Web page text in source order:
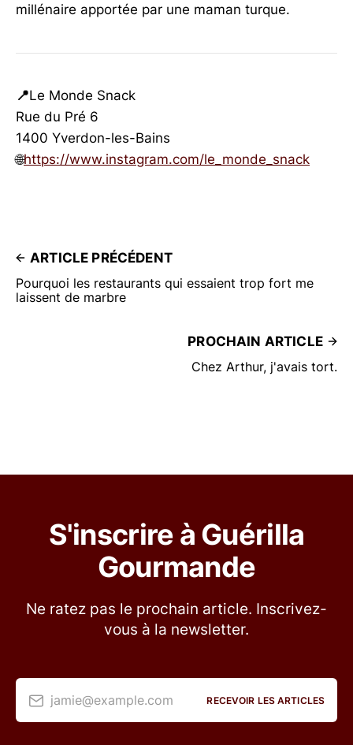
millénaire apportée par une maman turque.
📍Le Monde Snack
Rue du Pré 6
1400 Yverdon-les-Bains
🌐https://www.instagram.com/le_monde_snack
ARTICLE PRÉCÉDENT
Pourquoi les restaurants qui essaient trop fort me
laissent de marbre
PROCHAIN ARTICLE
Chez Arthur, j'avais tort.
S'inscrire à Guérilla
Gourmande
Ne ratez pas le prochain article. Inscrivez-
vous à la newsletter.
jamie@example.com RECEVOIR LES ARTICLES